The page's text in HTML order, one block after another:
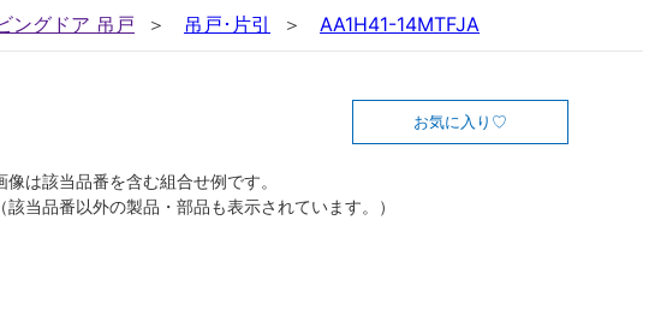
ングドア 吊戸 吊戸･片引 AA1H41-14MTFJA
お気に入り
像は該当品番を含む組合せ例です。
（該当品番以外の製品・部品も表示されています。）